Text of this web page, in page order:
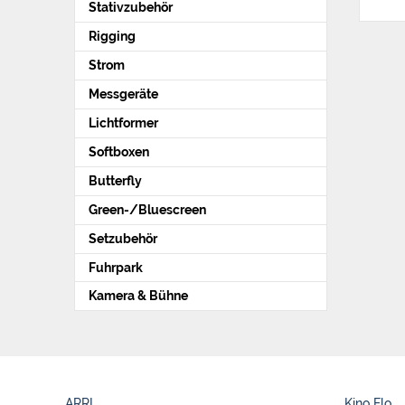
Stativzubehör
Rigging
Strom
Messgeräte
Lichtformer
Softboxen
Butterfly
Green-/Bluescreen
Setzubehör
Fuhrpark
Kamera & Bühne